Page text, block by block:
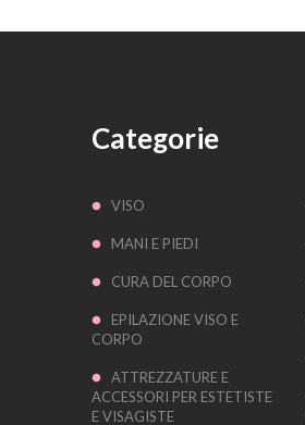
Categorie
VISO
MANI E PIEDI
CURA DEL CORPO
EPILAZIONE VISO E
CORPO
ATTREZZATURE E
ACCESSORI PER ESTETISTE
E VISAGISTE